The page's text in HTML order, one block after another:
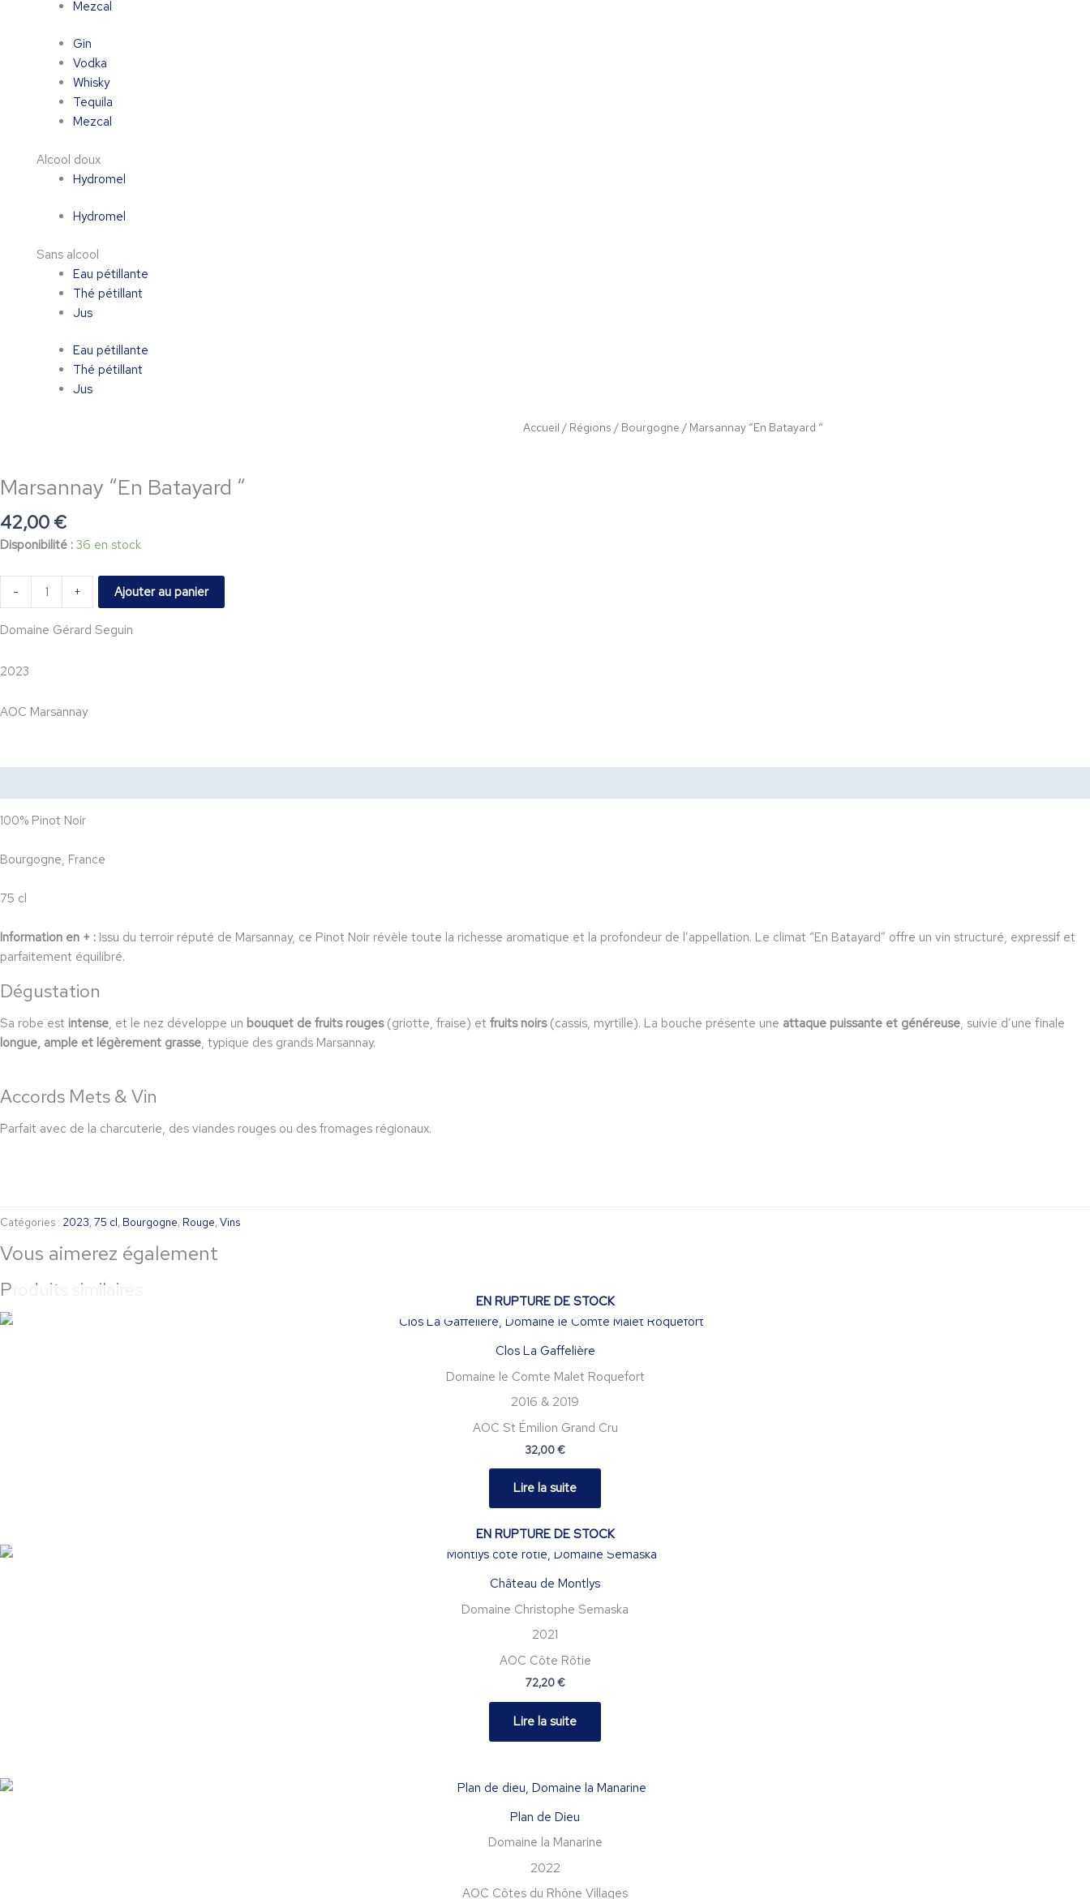
Mezcal
Gin
Vodka
Whisky
Tequila
Mezcal
Alcool doux
Hydromel
Hydromel
Sans alcool
Eau pétillante
Thé pétillant
Jus
Eau pétillante
Thé pétillant
Jus
Accueil / Régions / Bourgogne / Marsannay “En Batayard “
Marsannay “En Batayard “
42,00 €
Disponibilité : 36 en stock
-
“En
“
+ Ajouter au panier
Domaine Gérard Seguin
2023
AOC Marsannay
100% Pinot Noir
Bourgogne, France
75 cl
Information en + : Issu du terroir réputé de Marsannay, ce Pinot Noir révèle toute la richesse aromatique et la profondeur de l’appellation. Le climat “En Batayard” offre un vin structuré, expressif et
parfaitement équilibré.
Dégustation
Sa robe est intense, et le nez développe un bouquet de fruits rouges(griotte, fraise) et fruits noirs(cassis, myrtille). La bouche présente une attaque puissante et généreuse, suivie d’une finale
longue, ample et légèrement grasse, typique des grands Marsannay.
Accords Mets & Vin
Parfait avec de la charcuterie, des viandes rouges ou des fromages régionaux.
Catégories : 2023,75 cl, Bourgogne, Rouge,Vins
Vous aimerez également
Produits similaires EN RUPTURE DE STOCK
Clos La Gaffelière
Domaine le Comte Malet Roquefort
2016 & 2019
AOC St Émilion Grand Cru
32,00€
Lire la suite
EN RUPTURE DE STOCK
Château de Montlys
Domaine Christophe Semaska
2021
AOC Côte Rôtie
72,20€
Lire la suite
Plan de Dieu
Domaine la Manarine
2022
AOC Côtes du Rhône Villages